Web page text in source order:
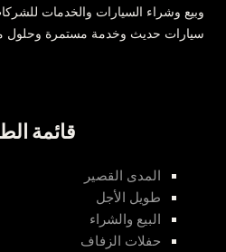
وبيع وشراء السيارات والخدمات
سيارات حديث وخدمة مستمرة وحلول
قائمة
المدى القصير
طويل الأجل
البيع والشراء
حفلات الزفاف